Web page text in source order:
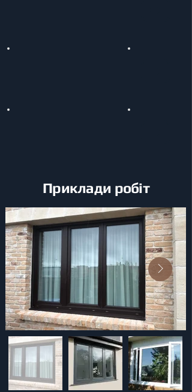
Приклади робіт